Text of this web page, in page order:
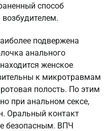
способ
подвержена
анального
женское
к микротравмам
полость. По этим
при анальном сексе,
Оральный контакт
безопасным. ВПЧ